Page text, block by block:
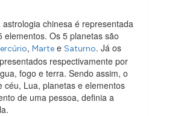
chinesa é representada
elementos. Os 5 planetas são
,Marte eSaturno. Já os
respectivamente por
fogo e terra. Sendo assim, o
céu, Lua, planetas e elementos
de uma pessoa, definia a